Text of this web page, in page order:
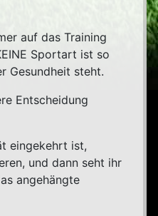
auf das Training
Sportart ist so
Gesundheit steht.
Entscheidung
eingekehrt ist,
und dann seht ihr
angehängte